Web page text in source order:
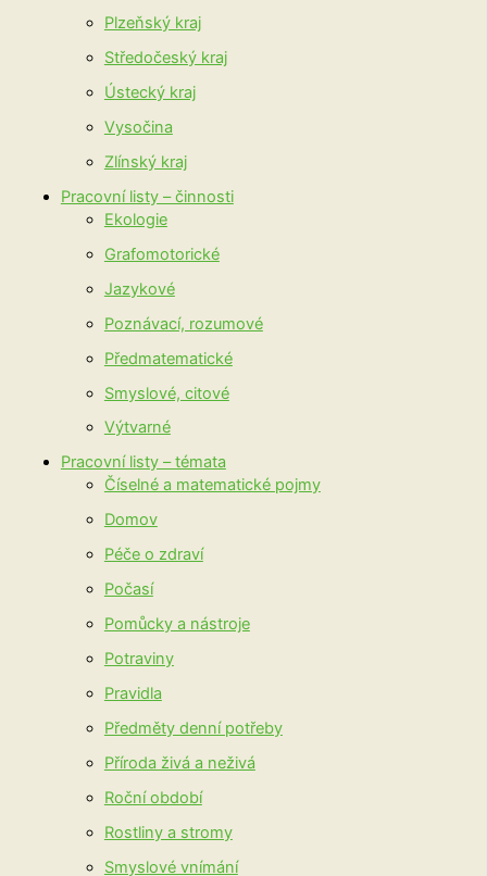
Plzeňský kraj
Středočeský kraj
Ústecký kraj
Vysočina
Zlínský kraj
Pracovní listy – činnosti
Ekologie
Grafomotorické
Jazykové
Poznávací, rozumové
Předmatematické
Smyslové, citové
Výtvarné
Pracovní listy – témata
Číselné a matematické pojmy
Domov
Péče o zdraví
Počasí
Pomůcky a nástroje
Potraviny
Pravidla
Předměty denní potřeby
Příroda živá a neživá
Roční období
Rostliny a stromy
Smyslové vnímání